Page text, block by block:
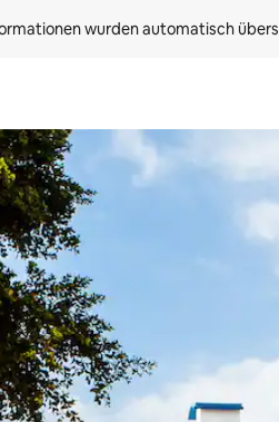
wurden automatisch